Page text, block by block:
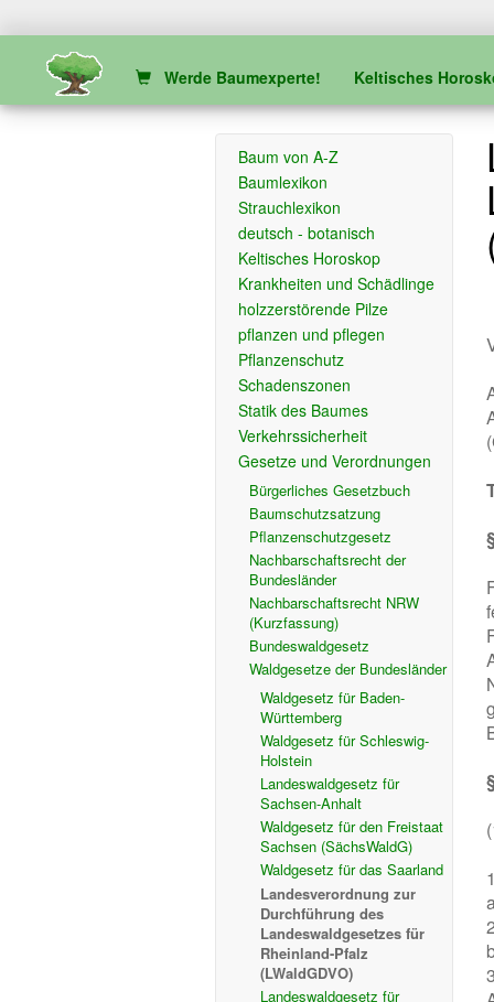
Werde Baumexperte! Keltisches
Baum von A-Z
Baumlexikon
Strauchlexikon
deutsch - botanisch
Keltisches Horoskop
Krankheiten und Schädlinge
holzzerstörende Pilze
pflanzen und pflegen
Pflanzenschutz
Schadenszonen
Statik des Baumes
Verkehrssicherheit
Gesetze und Verordnungen
Bürgerliches Gesetzbuch
Baumschutzsatzung
Pflanzenschutzgesetz
Nachbarschaftsrecht der
Bundesländer
Nachbarschaftsrecht NRW
(Kurzfassung)
Bundeswaldgesetz
Waldgesetze der Bundesländer
Waldgesetz für Baden-
Württemberg
Waldgesetz für Schleswig-
Holstein
Landeswaldgesetz für
Sachsen-Anhalt
Waldgesetz für den Freistaat
Sachsen (SächsWaldG)
Waldgesetz für das Saarland
Landesverordnung zur
Durchführung des
Landeswaldgesetzes für
Rheinland-Pfalz
(LWaldGDVO)
Landeswaldgesetz für